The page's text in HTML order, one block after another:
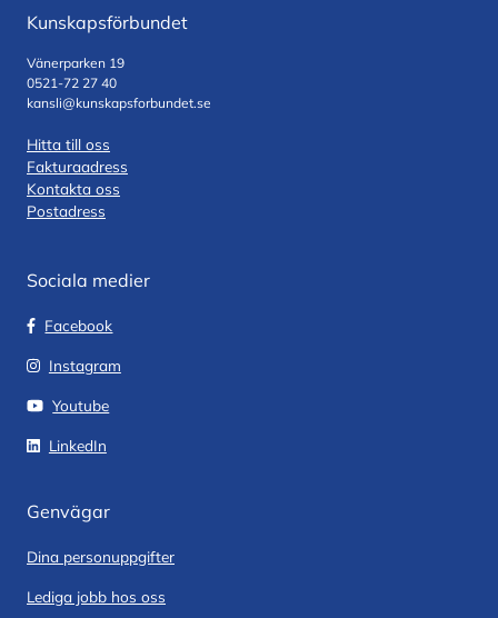
Kunskapsförbundet
Vänerparken 19
0521-72 27 40
kansli@kunskapsforbundet.se
Hitta till oss
Fakturaadress
Kontakta oss
Postadress
Sociala medier
Facebook
Instagram
Youtube
LinkedIn
Genvägar
Dina personuppgifter
Lediga jobb hos oss